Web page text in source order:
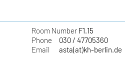
Room NumberF1.15
Phone
030 / 47705360
Email
asta(at)kh-berlin.de